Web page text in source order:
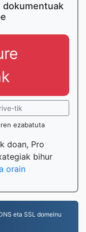
dokumentuak
tik
ezabatuta
doan, Pro
bihur
orain
eta SSL domeinu